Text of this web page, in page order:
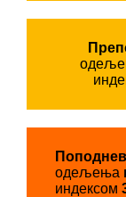
одељења
индексом